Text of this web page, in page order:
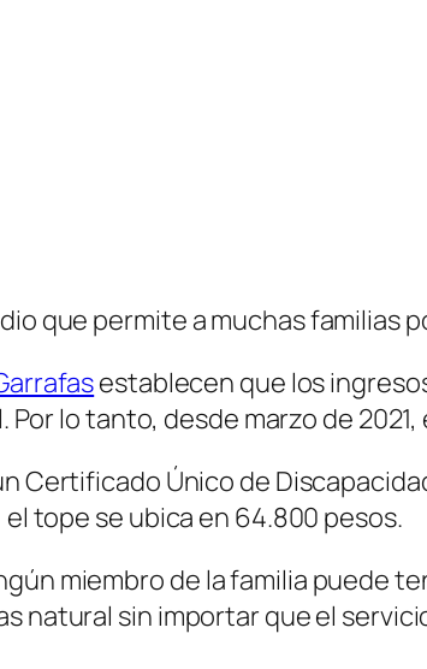
que permite a muchas familias
establecen que los
lo tanto, desde marzo de
Certificado Único de
tope se ubica en 64.800 pesos.
miembro de la familia puede
natural sin importar que el